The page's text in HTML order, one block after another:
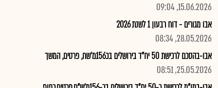
15.06.2026, 09:04
אבו מגורים - דוח רבעון 1 לשנת 2026
28.05.2026, 08:34
אבו-בהסכם לרכישת 50 יח"ד בירושלים בכ156מ'שח, פרטים, המשך
25.05.2026, 08:51